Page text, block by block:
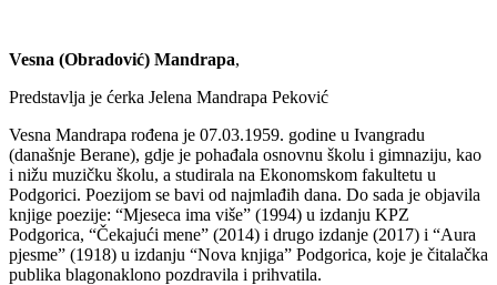
Vesna (Obradović) Mandrapa,
Predstavlja je ćerka Jelena Mandrapa Peković
Vesna Mandrapa rođena je 07.03.1959. godine u Ivangradu
(današnje Berane), gdje je pohađala osnovnu školu i gimnaziju, kao
i nižu muzičku školu, a studirala na Ekonomskom fakultetu u
Podgorici. Poezijom se bavi od najmlađih dana. Do sada je objavila
knjige poezije: “Mjeseca ima više” (1994) u izdanju KPZ
Podgorica, “Čekajući mene” (2014) i drugo izdanje (2017) i “Aura
pjesme” (1918) u izdanju “Nova knjiga” Podgorica, koje je čitalačka
publika blagonaklono pozdravila i prihvatila.